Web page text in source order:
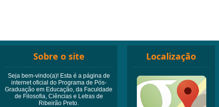
Sobre o site
Seja bem-vindo(a)! Esta é a página de
internet oficial do Programa de Pós-
Graduação em Educação, da Faculdade
de Filosofia, Ciências e Letras de
Ribeirão Preto.
Localização